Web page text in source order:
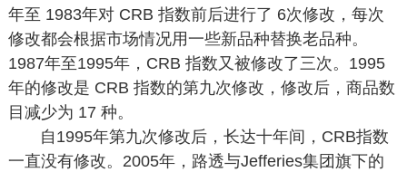
年至 1983年对 CRB 指数前后进行了 6次修改，每次
修改都会根据市场情况用一些新品种替换老品种。
1987年至1995年，CRB 指数又被修改了三次。1995
年的修改是 CRB 指数的第九次修改，修改后，商品数
目减少为 17 种。
自1995年第九次修改后，长达十年间，CRB指数
一直没有修改。2005年，路透与Jefferies集团旗下的